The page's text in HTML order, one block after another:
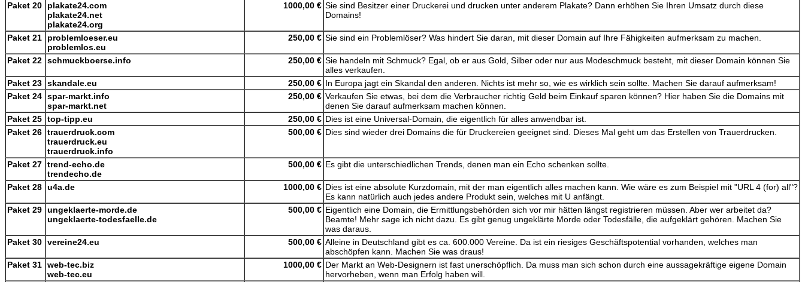
Paket 20
plakate24.com
plakate24.net
plakate24.org
1000,00 € Sie sind Besitzer einer Druckerei und drucken unter anderem Plakate? Dann erhöhen Sie Ihren Umsatz durch diese
Domains!
Paket 21
problemloeser.eu
problemlos.eu
250,00 € Sie sind ein Problemlöser? Was hindert Sie daran, mit dieser Domain auf Ihre Fähigkeiten aufmerksam zu machen.
Paket 22 schmuckboerse.info 250,00 € Sie handeln mit Schmuck? Egal, ob er aus Gold, Silber oder nur aus Modeschmuck besteht, mit dieser Domain können Sie
alles verkaufen.
Paket 23 skandale.eu 250,00 € In Europa jagt ein Skandal den anderen. Nichts ist mehr so, wie es wirklich sein sollte. Machen Sie darauf aufmerksam!
Paket 24 spar-markt.info
spar-markt.net
250,00 € Verkaufen Sie etwas, bei dem die Verbraucher richtig Geld beim Einkauf sparen können? Hier haben Sie die Domains mit
denen Sie darauf aufmerksam machen können.
Paket 25 top-tipp.eu 250,00 € Dies ist eine Universal-Domain, die eigentlich für alles anwendbar ist.
Paket 26 trauerdruck.com
trauerdruck.eu
trauerdruck.info
500,00 € Dies sind wieder drei Domains die für Druckereien geeignet sind. Dieses Mal geht um das Erstellen von Trauerdrucken.
Paket 27 trend-echo.de
trendecho.de
500,00 € Es gibt die unterschiedlichen Trends, denen man ein Echo schenken sollte.
Paket 28 u4a.de 1000,00 € Dies ist eine absolute Kurzdomain, mit der man eigentlich alles machen kann. Wie wäre es zum Beispiel mit "URL 4 (for) all"?
Es kann natürlich auch jedes andere Produkt sein, welches mit U anfängt.
Paket 29 ungeklaerte-morde.de
ungeklaerte-todesfaelle.de
500,00 € Eigentlich eine Domain, die Ermittlungsbehörden sich vor mir hätten längst registrieren müssen. Aber wer arbeitet da?
Beamte! Mehr sage ich nicht dazu. Es gibt genug ungeklärte Morde oder Todesfälle, die aufgeklärt gehören. Machen Sie
was daraus.
Paket 30 vereine24.eu 500,00 € Alleine in Deutschland gibt es ca. 600.000 Vereine. Da ist ein riesiges Geschäftspotential vorhanden, welches man
abschöpfen kann. Machen Sie was draus!
Paket 31 web-tec.biz
web-tec.eu
1000,00 € Der Markt an Web-Designern ist fast unerschöpflich. Da muss man sich schon durch eine aussagekräftige eigene Domain
hervorheben, wenn man Erfolg haben will.